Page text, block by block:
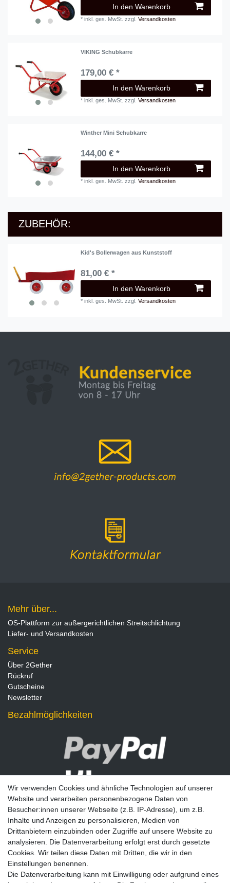
In den Warenkorb
*inkl. ges. MwSt. zzgl.Versandkosten
VIKING Schubkarre
179,00 € *
In den Warenkorb
*inkl. ges. MwSt. zzgl.Versandkosten
Winther Mini Schubkarre
144,00 € *
In den Warenkorb
*inkl. ges. MwSt. zzgl.Versandkosten
ZUBEHÖR:
Kid's Bollerwagen aus Kunststoff
81,00 € *
In den Warenkorb
*inkl. ges. MwSt. zzgl.Versandkosten
Mehr über...
OS-Plattform zur außergerichtlichen Streitschlichtung
Liefer- und Versandkosten
Service
Über 2Gether
Rückruf
Gutscheine
Newsletter
Bezahlmöglichkeiten
Newsletter
E-MAIL **
Wir verwenden Cookies und ähnliche Technologien auf unserer
Website und verarbeiten personenbezogene Daten von
Besucher:innen unserer Webseite (z.B. IP-Adresse), um z.B.
Inhalte und Anzeigen zu personalisieren, Medien von
Drittanbietern einzubinden oder Zugriffe auf unsere Website zu
analysieren. Die Datenverarbeitung erfolgt erst durch gesetzte
Cookies. Wir teilen diese Daten mit Dritten, die wir in den
Einstellungen benennen.
Die Datenverarbeitung kann mit Einwilligung oder aufgrund eines